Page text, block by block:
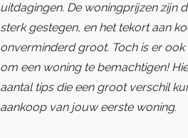
uitdagingen. De woningprijzen zijn
sterk gestegen, en het tekort aan
onverminderd groot. Toch is er
om een woning te bemachtigen!
aantal tips die een groot verschil
aankoop van jouw eerste woning.